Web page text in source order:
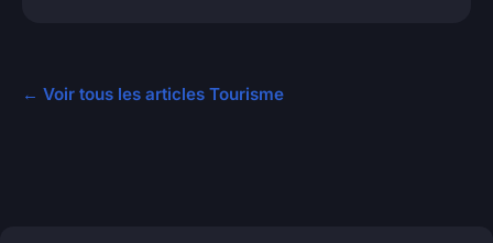
← Voir tous les articles Tourisme